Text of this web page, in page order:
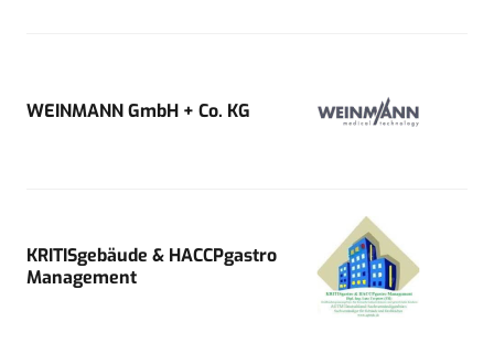
WEINMANN GmbH + Co. KG
KRITISgebäude & HACCPgastro
Management